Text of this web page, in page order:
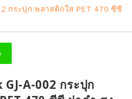
กระปุก พลาสติกใส PET 470 ซีซี
A-002 กระปุก